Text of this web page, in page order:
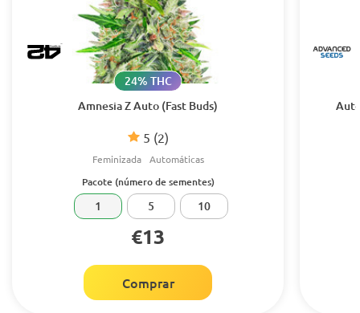
Amnesia Z Auto (Fast Buds)
5 (2)
24% THC
Feminizada Automáticas
Pacote (número de sementes)
1 5 10
€13
Comprar